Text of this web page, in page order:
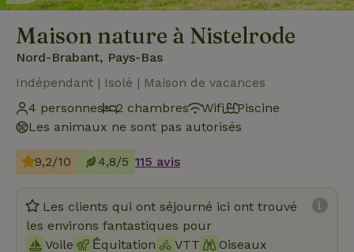
Maison nature à Nistelrode
Nord-Brabant, Pays-Bas
Indépendant | Isolé | Maison de vacances
4 personnes
2 chambres Wifi
Piscine
Les animaux ne sont pas autorisés
9,2/10 4,8/5 115 avis
Les clients qui ont séjourné ici ont trouvé
les environs fantastiques pour
Voile
Ḗquitation VTT
Oiseaux